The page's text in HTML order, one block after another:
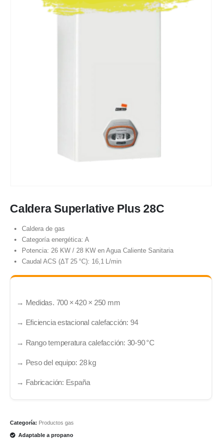
Caldera Superlative Plus 28C
Caldera de gas
Categoría energética: A
Potencia: 26 KW / 28 KW en Agua Caliente Sanitaria
Caudal ACS (ΔT 25 °C): 16,1 L/min
→ Medidas. 700 × 420 × 250 mm
→ Eficiencia estacional calefacción: 94
→ Rango temperatura calefacción: 30‑90 °C
→ Peso del equipo: 28 kg
→ Fabricación: España
Categoría: Productos gas
Adaptable a propano